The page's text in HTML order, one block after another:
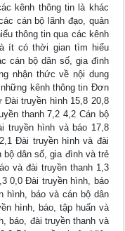
kênh thông tin là khác
cán bộ lãnh đạo, quản
thông tin qua các kênh
ít có thời gian tìm hiểu
cán bộ dân số, gia đình
nhận thức về nội dung
kênh thông tin Đơn
truyền hình 15,8 20,8
thanh 7,2 4,2 Cán bộ
truyền hình và báo 17,8
Đài truyền hình và đài
dân số, gia đình và trẻ
và đài truyền thanh 1,3
0,0 Đài truyền hình, báo
hình, báo và cán bộ dân
hình, báo, tập huấn và
báo, đài truyền thanh và